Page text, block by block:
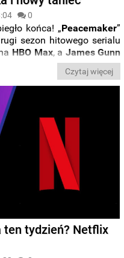
0
końca! „Peacemaker”
sezon hitowego serialu
HBO Max, a James Gunn
w sieci zupełnie nowej
serialu tańczą w rytm „Oh
Czytaj więcej
ten tydzień? Netflix